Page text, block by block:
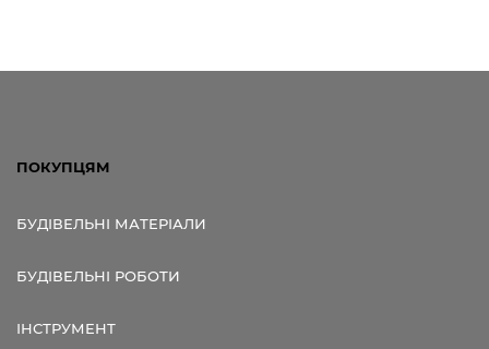
ПОКУПЦЯМ
БУДІВЕЛЬНІ МАТЕРІАЛИ
БУДІВЕЛЬНІ РОБОТИ
ІНСТРУМЕНТ